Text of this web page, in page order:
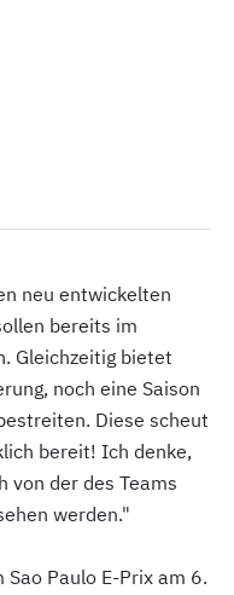
neu entwickelten
bereits im
Gleichzeitig bietet
noch eine Saison
Diese scheut
bereit! Ich denke,
von der des Teams
werden."
Paulo E-Prix am 6.